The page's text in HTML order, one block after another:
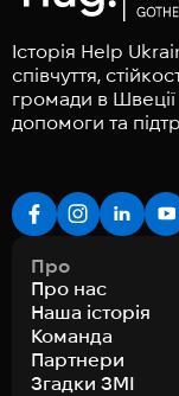
Історія Help
співчуття,
громади в Швеції
допомоги та
Про
Про нас
Наша історія
Команда
Партнери
Згадки ЗМІ